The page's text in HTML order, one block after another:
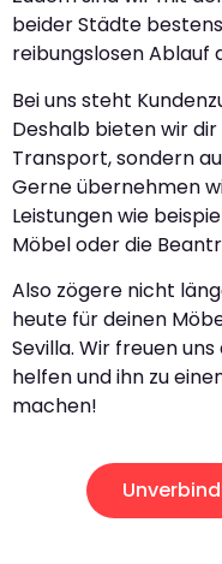
beider Städte
reibungslosen Ablauf
Bei uns steht
Deshalb bieten wir
Transport, sondern
Gerne übernehmen
Leistungen wie
Möbel oder die
Also zögere nicht
heute für deinen
Sevilla. Wir freuen
helfen und ihn zu
machen!